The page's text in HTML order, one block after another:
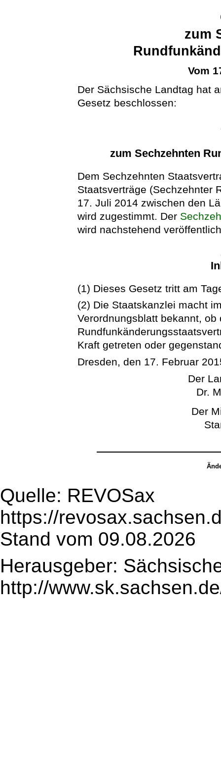
zum
Vom
Der Sächsische Landtag hat
Gesetz beschlossen:
zum Sechzehnten
Dem Sechzehnten
Staatsverträge (Sechzehnter
17. Juli 2014 zwischen den
wird zugestimmt. Der
wird nachstehend
(1) Dieses Gesetz tritt am
(2) Die Staatskanzlei macht
Verordnungsblatt bekannt, ob
Kraft getreten oder
Dresden, den 17. Februar
Der
Dr.
Der
Quelle: REVOSax
https://
Stand vom 09.08.2026
Herausgeber:
http://